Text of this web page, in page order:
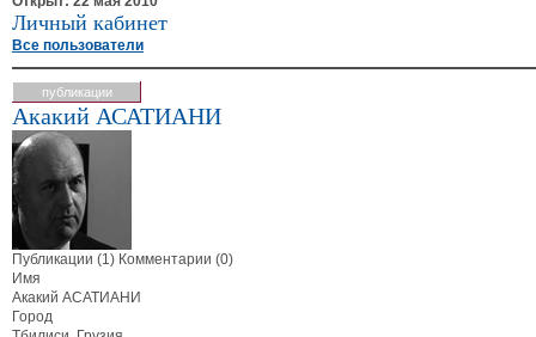
Личный кабинет
Все пользователи
публикации
Акакий АСАТИАНИ
Публикации (1) Комментарии (0)
Имя
Акакий АСАТИАНИ
Город